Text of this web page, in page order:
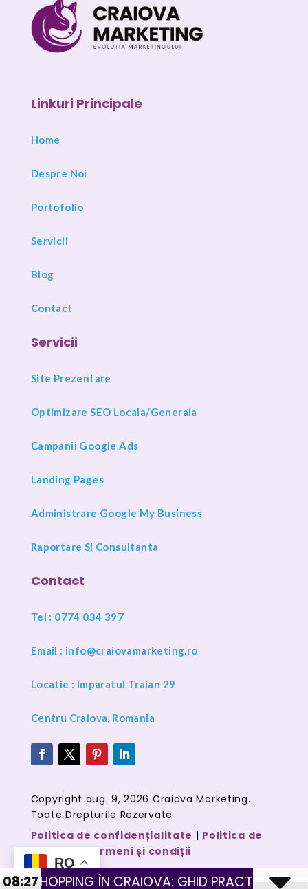
Linkuri Principale
Home
Despre Noi
Portofolio
Servicii
Blog
Contact
Servicii
Site Prezentare
Optimizare SEO Locala/Generala
Campanii Google Ads
Landing Pages
Administrare Google My Business
Raportare Si Consultanta
Contact
Tel : 0774 034 397
Email : info@craiovamarketing.ro
Locatie : Imparatul Traian 29
Centru Craiova, Romania
Copyright aug. 9, 2026 Craiova Marketing.
Toate Drepturile Rezervate
Politica de confidențialitate | Politica de
cookies|Termeni și condiții
RO
ÎN CRAIOVA: GHID PRACTIC PENTRU
08:27